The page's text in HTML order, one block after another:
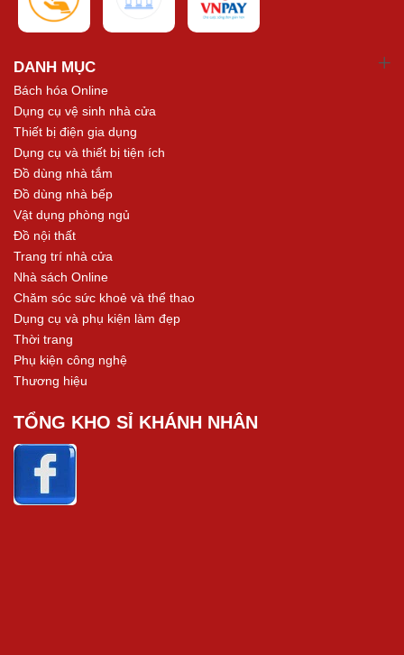
DANH MỤC
Bách hóa Online
Dụng cụ vệ sinh nhà cửa
Thiết bị điện gia dụng
Dụng cụ và thiết bị tiện ích
Đồ dùng nhà tắm
Đồ dùng nhà bếp
Vật dụng phòng ngủ
Đồ nội thất
Trang trí nhà cửa
Nhà sách Online
Chăm sóc sức khoẻ và thể thao
Dụng cụ và phụ kiện làm đẹp
Thời trang
Phụ kiện công nghệ
Thương hiệu
TỔNG KHO SỈ KHÁNH NHÂN